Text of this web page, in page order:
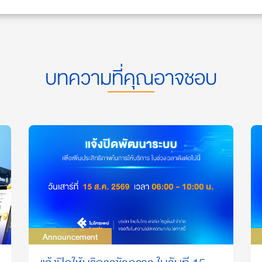
บทความที่คุณอาจชอบ
Announcement
Announcement